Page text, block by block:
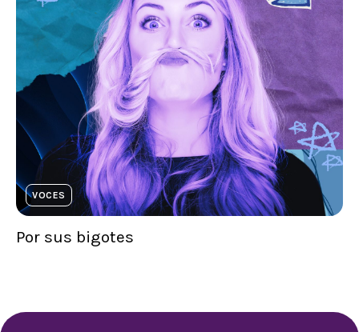
VOCES
Por sus bigotes